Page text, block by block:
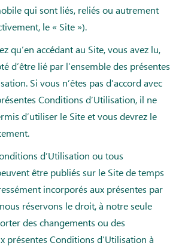
qui sont liés, reliés ou autrement
le « Site »).
qu’en accédant au Site, vous avez lu,
d’être lié par l’ensemble des présentes
Si vous n’êtes pas d’accord avec
Conditions d’Utilisation, il ne
d’utiliser le Site et vous devrez le
d’Utilisation ou tous
être publiés sur le Site de temps
incorporés aux présentes par
réservons le droit, à notre seule
des changements ou des
présentes Conditions d’Utilisation à